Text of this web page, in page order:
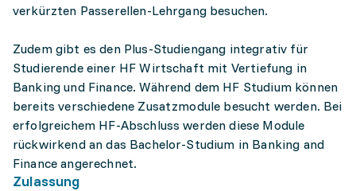
verkürzten Passerellen-Lehrgang besuchen.
Zudem gibt es den Plus-Studiengang integrativ für
Studierende einer HF Wirtschaft mit Vertiefung in
Banking und Finance. Während dem HF Studium können
bereits verschiedene Zusatzmodule besucht werden. Bei
erfolgreichem HF-Abschluss werden diese Module
rückwirkend an das Bachelor-Studium in Banking and
Finance angerechnet.
Zulassung